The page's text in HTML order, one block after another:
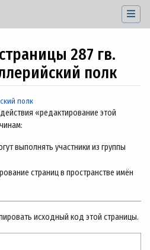
287 гв.
полк
полк
«редактирование этой
выполнять участники из группы
страниц в пространстве имён
исходный код этой страницы.